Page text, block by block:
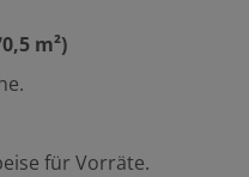
m²)
für Vorräte.